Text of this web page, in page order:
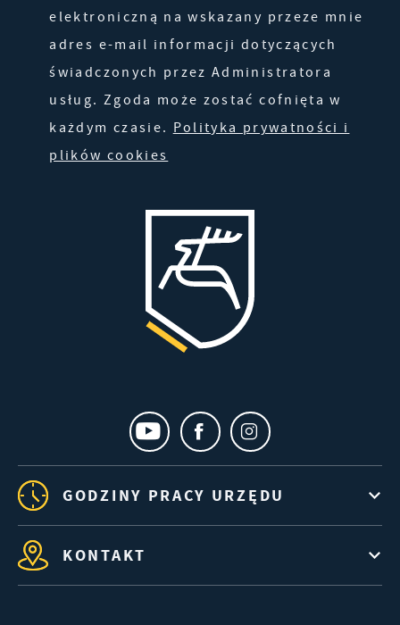
elektroniczną na wskazany przeze mnie
adres e-mail informacji dotyczących
świadczonych przez Administratora
usług. Zgoda może zostać cofnięta w
każdym czasie. Polityka prywatności i
plików cookies
GODZINY PRACY URZĘDU
KONTAKT